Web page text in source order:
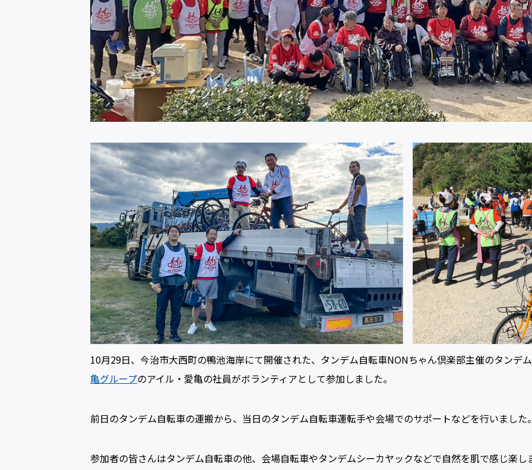
10月29日、今治市大西町の鴨池海岸にて開催された、タンデム自転車NONちゃん倶楽部主催のタンデ
亀グループのアイル・愛亀の社員がボランティアとして参加しました。
前日のタンデム自転車の運搬から、当日のタンデム自転車運転手や会場でのサポートなどを行いました。
参加者の皆さんはタンデム自転車の他、会場自転車やタンデムシーカヤックなどで自然を肌で感じ楽し